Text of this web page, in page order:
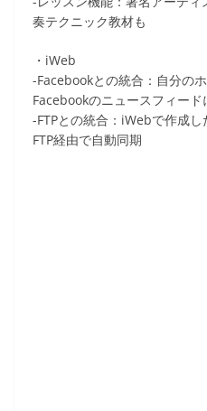
奏テクニック教材も
・iWeb
-Facebookとの統合：自分の
Facebookのニュースフィード
-FTPとの統合：iWebで作成
FTP経由で自動同期